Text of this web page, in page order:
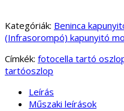
Kategóriák: Beninca
(Infrasorompó) kapunyitó
Címkék: fotocella tartó
tartóoszlop
Leírás
Műszaki leírások